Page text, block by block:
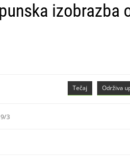
izobrazba
Održiva
Tečaj
3